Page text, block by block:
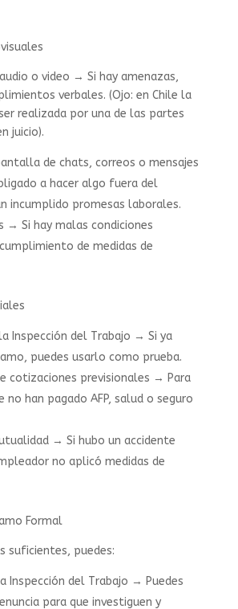
o video → Si hay amenazas,
verbales. (Ojo: en Chile la
realizada por una de las partes
juicio).
de chats, correos o mensajes
a hacer algo fuera del
incumplido promesas laborales.
→ Si hay malas condiciones
de medidas de
Inspección del Trabajo → Si ya
puedes usarlo como prueba.
cotizaciones previsionales → Para
no han pagado AFP, salud o seguro
→ Si hubo un accidente
no aplicó medidas de
Formal
suficientes, puedes:
Inspección del Trabajo → Puedes
para que investiguen y